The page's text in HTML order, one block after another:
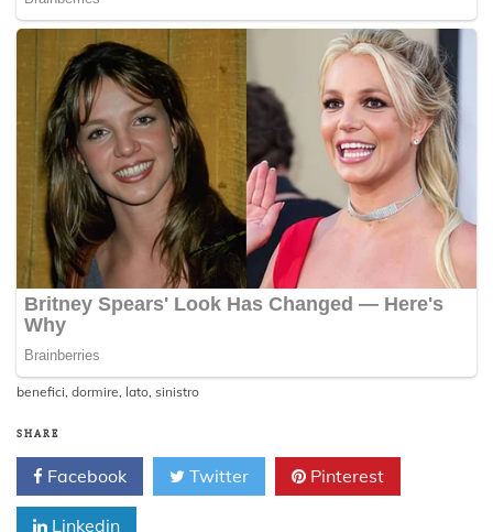
benefici, dormire, lato, sinistro
SHARE
Facebook Twitter Pinterest
Linkedin